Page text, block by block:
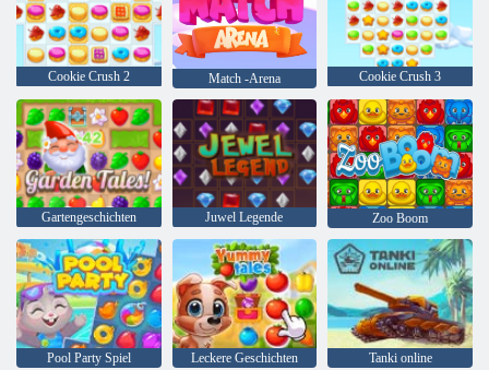
Cookie Crush 2 Match -Arena Cookie Crush 3
Gartengeschichten Juwel Legende Zoo Boom
Pool Party Spiel Leckere Geschichten Tanki online